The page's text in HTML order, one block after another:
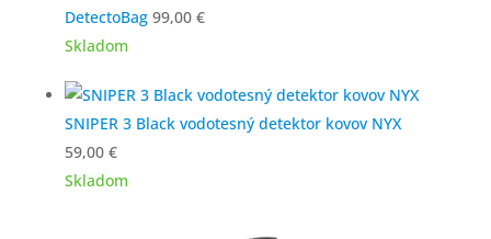
DetectoBag 99,00 €
Skladom
SNIPER 3 Black vodotesný detektor kovov NYX
59,00 €
Skladom